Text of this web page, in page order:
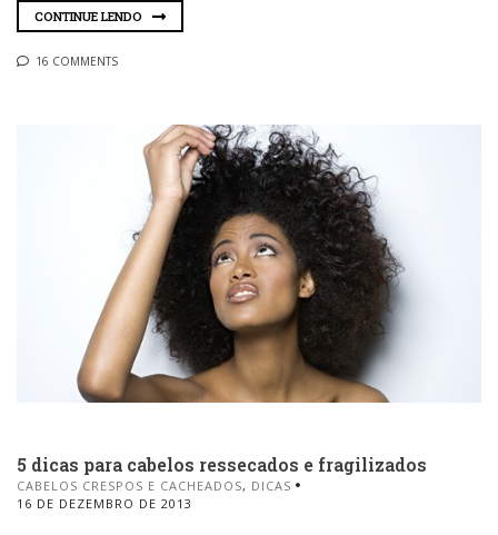
CONTINUE LENDO
16 COMMENTS
5 dicas para cabelos ressecados e fragilizados
CABELOS CRESPOS E CACHEADOS, DICAS
16 DE DEZEMBRO DE 2013